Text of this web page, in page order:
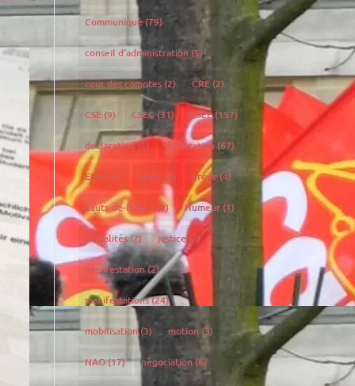
Communiqué(79)
conseil d'administration(5)
cour des comptes(2) CRE(2)
CSE(9) CSEC(31) CSEE(157)
declaration(5) déclaration(67)
EPFH (1) GEPP(2) grève(4)
hauts-de-france (9) Humeur(1)
inégalités(2) justice(2)
manifestation(2)
manifestations(24)
mobilisation(3) motion (3)
NAO(17) négociation(6)